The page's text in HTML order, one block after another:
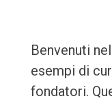
Benvenuti
esempi di
fondatori.